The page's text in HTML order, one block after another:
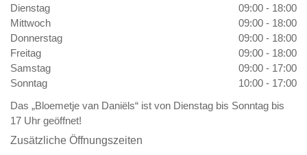
Dienstag
09:00 - 18:00
Mittwoch
09:00 - 18:00
Donnerstag
09:00 - 18:00
Freitag
09:00 - 18:00
Samstag
09:00 - 17:00
Sonntag
10:00 - 17:00
Das „Bloemetje van Daniëls“ ist von Dienstag bis Sonntag bis
17 Uhr geöffnet!
Zusätzliche Öffnungszeiten